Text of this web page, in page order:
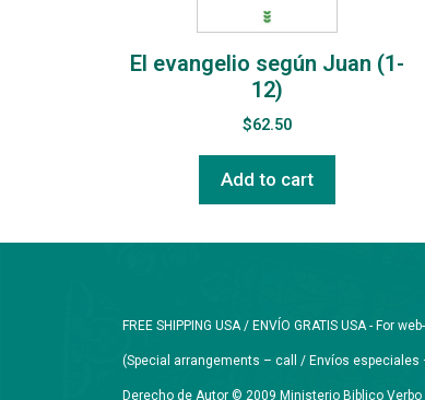
El evangelio según Juan (1-
12)
$62.50
Add to cart
FREE SHIPPING USA / ENVÍO GRATIS USA -
(Special arrangements – call / Envíos especiales
Derecho de Autor © 2009 Ministerio Biblico